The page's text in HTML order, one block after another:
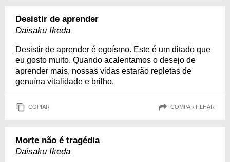
Desistir de aprender
Daisaku Ikeda
Desistir de aprender é egoísmo. Este é um ditado que
eu gosto muito. Quando acalentamos o desejo de
aprender mais, nossas vidas estarão repletas de
genuína vitalidade e brilho.
COPIAR COMPARTILHAR
Morte não é tragédia
Daisaku Ikeda